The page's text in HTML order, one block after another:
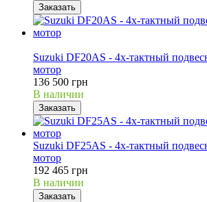
Заказать
Suzuki DF20AS - 4х-тактный
мотор
136 500 грн
В наличии
Заказать
Suzuki DF25AS - 4х-тактный
мотор
192 465 грн
В наличии
Заказать